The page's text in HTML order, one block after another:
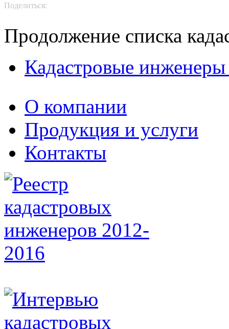
Поделиться:
Продолжение списка
Кадастровые
О компании
Продукция и услуги
Контакты